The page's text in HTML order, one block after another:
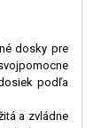
dosky pre
podľa
a zvládne